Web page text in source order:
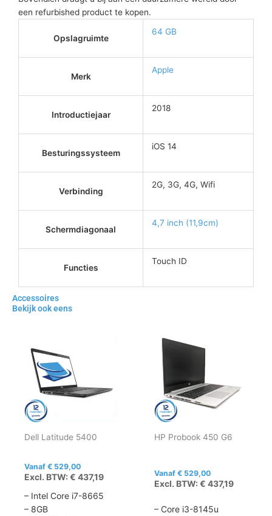
een refurbished product te kopen.
Opslagruimte
64 GB
Merk
Apple
Introductiejaar
2018
Besturingssysteem
iOS 14
Verbinding
2G, 3G, 4G, Wifi
Schermdiagonaal
4,7 inch (11,9cm)
Functies
Touch ID
Accessoires
Bekijk ook eens
Dell Latitude 5400
Vanaf € 529,00
Excl. BTW: € 437,19
– Intel Core i7-8665
– 8GB
heeft
meerdere
variaties.
Deze
optie
gekozen
productpagina
HP Probook 450 G6
Vanaf € 529,00
Excl. BTW: € 437,19
– Core i3-8145u
product
meerdere
variaties.
Deze
optie
gekozen